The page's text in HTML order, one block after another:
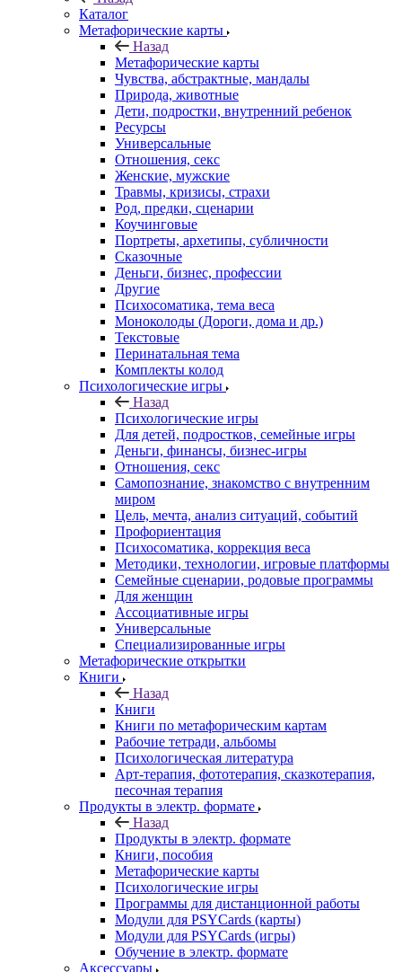
Каталог
Mетафорические карты
Назад
Mетафорические карты
Чувства, абстрактные, мандалы
Природа, животные
Дети, подростки, внутренний ребенок
Ресурсы
Универсальные
Отношения, секс
Женские, мужские
Травмы, кризисы, страхи
Род, предки, сценарии
Коучинговые
Портреты, архетипы, субличности
Сказочные
Деньги, бизнес, профессии
Другие
Психосоматика, тема веса
Моноколоды (Дороги, дома и др.)
Текстовые
Перинатальная тема
Комплекты колод
Психологические игры
Назад
Психологические игры
Для детей, подростков, семейные игры
Деньги, финансы, бизнес-игры
Отношения, секс
Самопознание, знакомство с внутренним
миром
Цель, мечта, анализ ситуаций, событий
Профориентация
Психосоматика, коррекция веса
Методики, технологии, игровые платформы
Семейные сценарии, родовые программы
Для женщин
Ассоциативные игры
Универсальные
Специализированные игры
Метафорические открытки
Книги
Назад
Книги
Книги по метафорическим картам
Рабочие тетради, альбомы
Психологическая литература
Арт-терапия, фототерапия, сказкотерапия,
песочная терапия
Продукты в электр. формате
Назад
Продукты в электр. формате
Книги, пособия
Метафорические карты
Психологические игры
Программы для дистанционной работы
Модули для PSYCards (карты)
Модули для PSYCards (игры)
Обучение в электр. формате
Аксессуары